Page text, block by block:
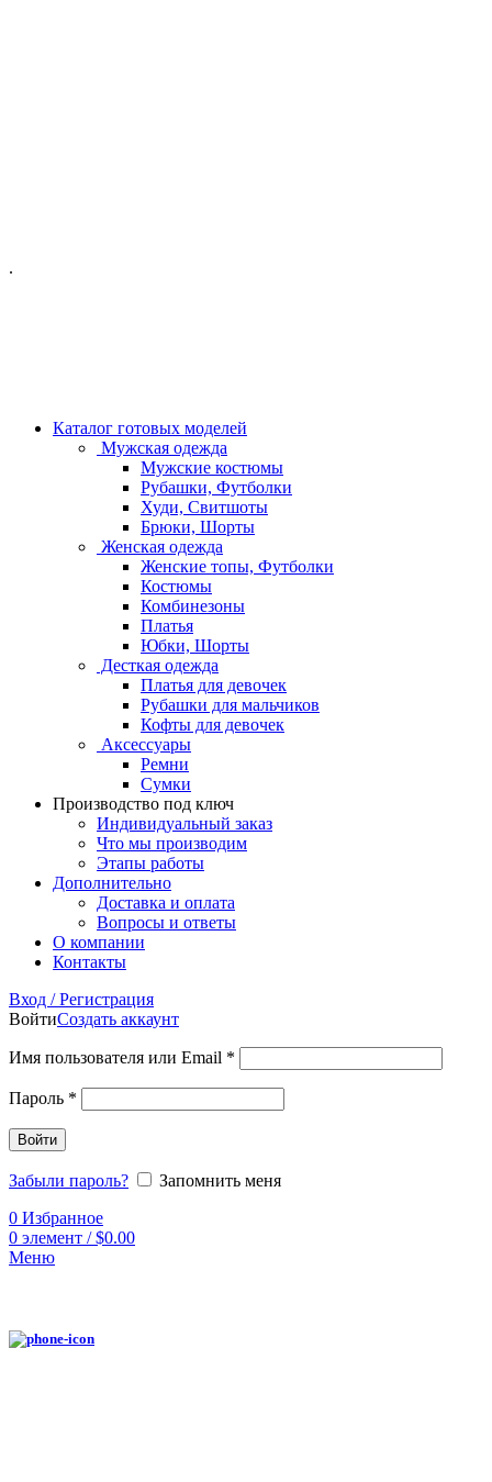
.
Каталог готовых моделей
Мужская одежда
Мужские костюмы
Рубашки, Футболки
Худи, Свитшоты
Брюки, Шорты
Женская одежда
Женские топы, Футболки
Костюмы
Комбинезоны
Платья
Юбки, Шорты
Десткая одежда
Платья для девочек
Рубашки для мальчиков
Кофты для девочек
Аксессуары
Ремни
Сумки
Производство под ключ
Индивидуальный заказ
Что мы производим
Этапы работы
Дополнительно
Доставка и оплата
Вопросы и ответы
О компании
Контакты
Вход / Регистрация
ВойтиСоздать аккаунт
Имя пользователя или Email *
Пароль *
Войти
Забыли пароль?
Запомнить меня
0 Избранное
0 элемент / $0.00
Меню